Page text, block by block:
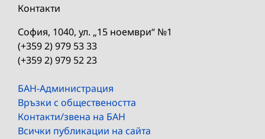
Контакти
София, 1040, ул. „15 ноември“ №1
(+359 2) 979 53 33
(+359 2) 979 52 23
БАН-Администрация
Връзки с обществеността
Контакти/звена на БАН
Всички публикации на сайта